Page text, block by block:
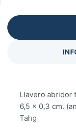
Llavero abridor
6,5 x 0,3 cm.
Tahg